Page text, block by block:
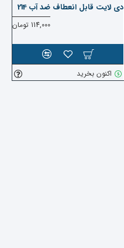
دی لایت قابل انعطاف ضد آب 214
114,000 تومان
اکنون بخرید